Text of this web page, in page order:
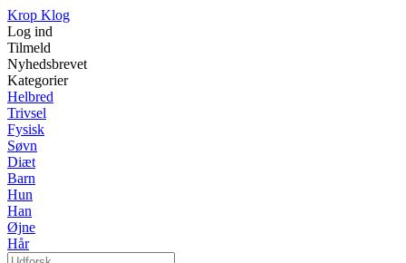
Krop Klog
Log ind
Tilmeld
Nyhedsbrevet
Kategorier
Helbred
Trivsel
Fysisk
Søvn
Diæt
Barn
Hun
Han
Øjne
Hår